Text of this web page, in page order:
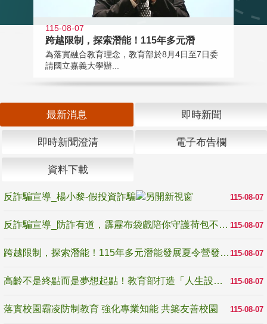
115-08-07
跨越限制，探索潛能！115年多元潛
為落實融合教育理念，教育部於8月4日至7日委
請國立嘉義大學辦...
最新消息 即時新聞
即時新聞澄清 電子布告欄
資料下載
115-08-07
反詐騙宣導_楊小黎-假投資詐騙
115-08-07
反詐騙宣導_防詐有道，霹靂布袋戲陪你守護荷包不受騙
115-08-07
跨越限制，探索潛能！115年多元潛能發展夏令營發掘生命無限可能
115-08-07
高齡不是終點而是夢想起點！教育部打造「人生設計夢工場」 參展第3屆高齡健康產業博覽會
115-08-07
落實校園霸凌防制教育 強化專業知能 共築友善校園